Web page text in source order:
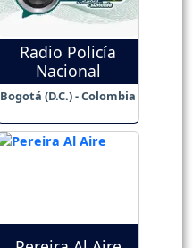
Radio Policía
Nacional
Bogotá (D.C.) - Colombia